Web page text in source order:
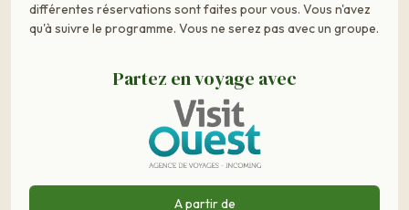
différentes réservations sont faites pour vous. Vous n'avez
qu'à suivre le programme. Vous ne serez pas avec un groupe.
Partez en voyage avec
A partir de